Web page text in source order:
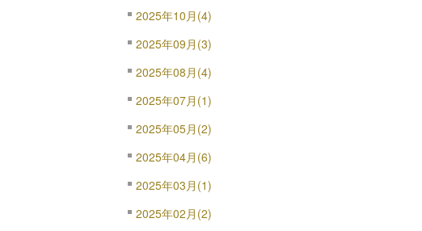
2025年10月(4)
2025年09月(3)
2025年08月(4)
2025年07月(1)
2025年05月(2)
2025年04月(6)
2025年03月(1)
2025年02月(2)